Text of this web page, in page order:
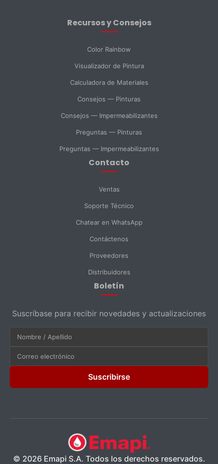
SELECCIONAR DEPARTAMENTO
Soporte Técnico Compras
Consulta General
Enviar Mensaje
Recursos y Consejos
Color Rainbow
Visualizador de Pintura
Calculadora de Materiales
Consejos — Pinturas
Consejos — Impermeabilizantes
Preguntas — Pinturas
Preguntas — Impermeabilizantes
Contacto
Ventas
Soporte Técnico
Chatear en WhatsApp
Contáctenos
Proveedores
Distribuidores
Boletín
Suscríbase para recibir novedades y actualizaciones
Suscribirse
© 2026 Emapi S.A. Todos los derechos reservados.